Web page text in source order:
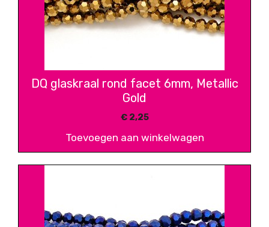
DQ glaskraal rond facet 6mm, Metallic
Gold
€2,25
Toevoegen aan winkelwagen